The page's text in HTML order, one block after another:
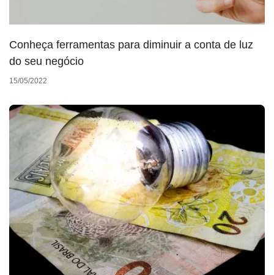
Conheça ferramentas para diminuir a conta de luz
do seu negócio
15/05/2022